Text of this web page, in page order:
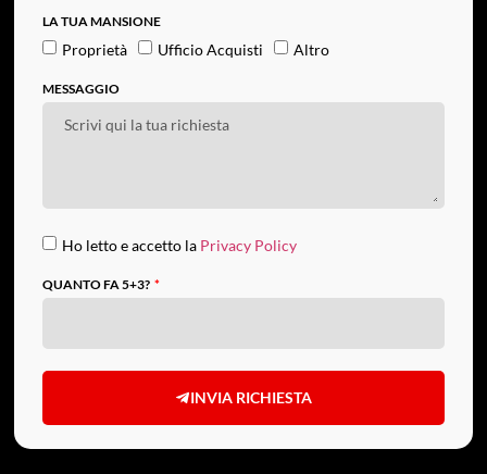
LA TUA MANSIONE
Proprietà Ufficio Acquisti Altro
MESSAGGIO
Ho letto e accetto la Privacy Policy
QUANTO FA 5+3?
INVIA RICHIESTA